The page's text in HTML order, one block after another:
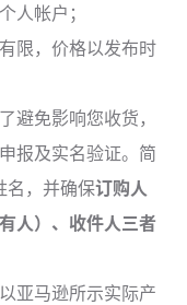
人帐户；
限，价格以发布时
避免影响您收货，
报及实名验证。简
名，并确保订购人
人）、收件人三者
亚马逊所示实际产